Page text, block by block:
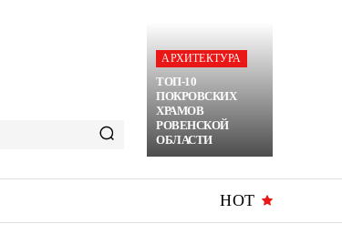
АРХИТЕКТУРА
ТОП-10
ПОКРОВСКИХ
ХРАМОВ
РОВЕНСКОЙ
ОБЛАСТИ
HOT